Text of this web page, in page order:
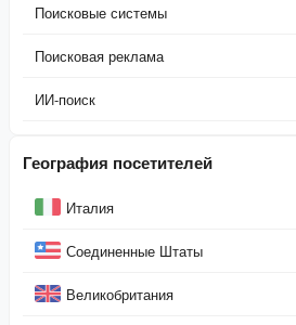
Поисковые системы
Поисковая реклама
ИИ-поиск
География посетителей
СтранаИталия
Соединенные Штаты
Великобритания